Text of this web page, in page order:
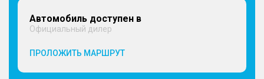
Автомобиль доступен в
Официальный дилер
ПРОЛОЖИТЬ МАРШРУТ